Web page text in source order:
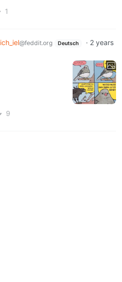
1
ich_iel@feddit.org Deutsch · 2 years
9